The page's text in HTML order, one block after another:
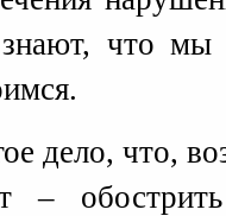
что
дело, что,
–